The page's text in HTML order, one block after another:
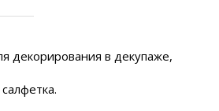
декорирования в декупаже,